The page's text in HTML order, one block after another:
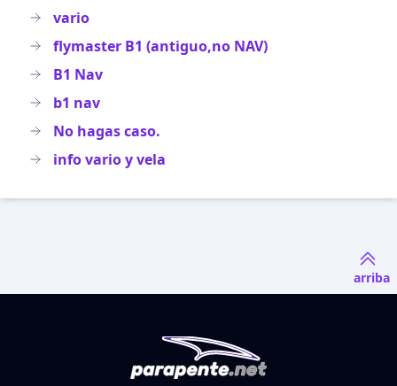
vario
flymaster B1 (antiguo,no NAV)
B1 Nav
b1 nav
No hagas caso.
info vario y vela
arriba